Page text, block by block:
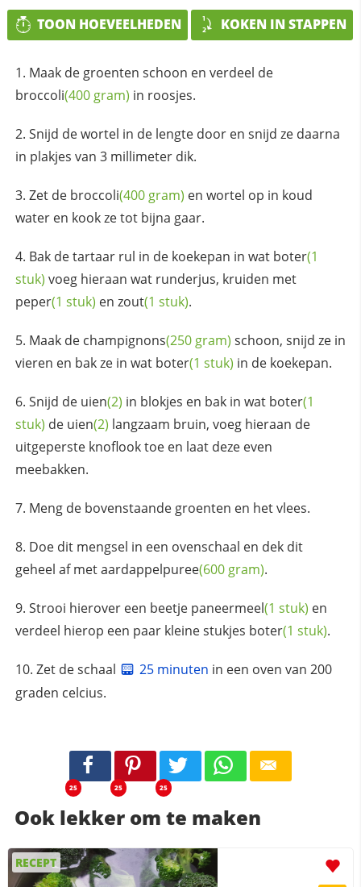
TOON HOEVEELHEDEN KOKEN IN STAPPEN
Maak de groenten schoon en verdeel de
broccoli(400 gram) in roosjes.
Snijd de wortel in de lengte door en snijd ze daarna
in plakjes van 3 millimeter dik.
Zet de broccoli(400 gram) en wortel op in koud
water en kook ze tot bijna gaar.
Bak de tartaar rul in de koekepan in wat boter(1
stuk) voeg hieraan wat runderjus, kruiden met
peper(1 stuk) en zout(1 stuk).
Maak de champignons(250 gram) schoon, snijd ze in
vieren en bak ze in wat boter(1 stuk) in de koekepan.
Snijd de uien(2) in blokjes en bak in wat boter(1
stuk) de uien(2) langzaam bruin, voeg hieraan de
uitgeperste knoflook toe en laat deze even
meebakken.
Meng de bovenstaande groenten en het vlees.
Doe dit mengsel in een ovenschaal en dek dit
geheel af metaardappelpuree(600 gram).
Strooi hierover een beetje paneermeel(1 stuk) en
verdeel hierop een paar kleine stukjes boter(1 stuk).
Zet de schaal 25 minuten in een oven van 200
graden celcius.
25 25 25
Ook lekker om te maken
RECEPT